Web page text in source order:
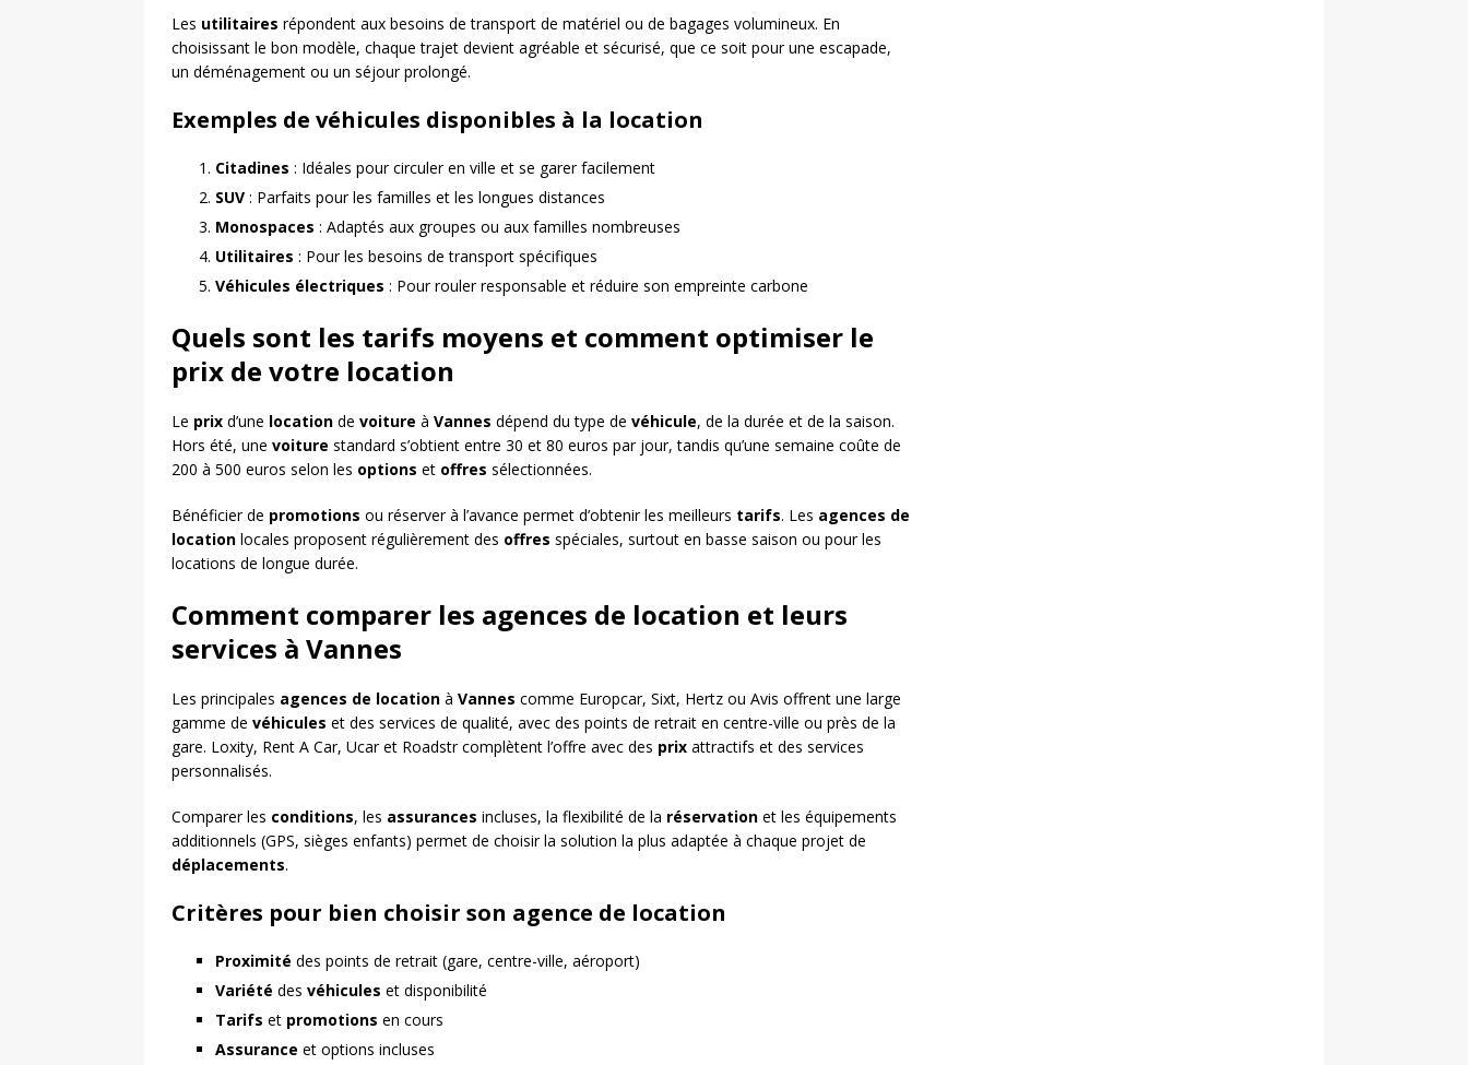
Les utilitaires répondent aux besoins de transport de matériel ou de bagages volumineux. En
choisissant le bon modèle, chaque trajet devient agréable et sécurisé, que ce soit pour une escapade,
un déménagement ou un séjour prolongé.
Exemples de véhicules disponibles à la location
Citadines : Idéales pour circuler en ville et se garer facilement
SUV : Parfaits pour les familles et les longues distances
Monospaces : Adaptés aux groupes ou aux familles nombreuses
Utilitaires : Pour les besoins de transport spécifiques
Véhicules électriques : Pour rouler responsable et réduire son empreinte carbone
Quels sont les tarifs moyens et comment optimiser le
prix de votre location
Le prix d’une location de voiture à Vannes dépend du type de véhicule, de la durée et de la saison.
Hors été, une voiture standard s’obtient entre 30 et 80 euros par jour, tandis qu’une semaine coûte de
200 à 500 euros selon les options et offres sélectionnées.
Bénéficier de promotions ou réserver à l’avance permet d’obtenir les meilleurs tarifs. Les agences de
location locales proposent régulièrement des offres spéciales, surtout en basse saison ou pour les
locations de longue durée.
Comment comparer les agences de location et leurs
services à Vannes
Les principales agences de location à Vannes comme Europcar, Sixt, Hertz ou Avis offrent une large
gamme de véhicules et des services de qualité, avec des points de retrait en centre-ville ou près de la
gare. Loxity, Rent A Car, Ucar et Roadstr complètent l’offre avec des prix attractifs et des services
personnalisés.
Comparer les conditions, les assurances incluses, la flexibilité de la réservation et les équipements
additionnels (GPS, sièges enfants) permet de choisir la solution la plus adaptée à chaque projet de
déplacements.
Critères pour bien choisir son agence de location
Proximité des points de retrait (gare, centre-ville, aéroport)
Variété des véhicules et disponibilité
Tarifs et promotions en cours
Assurance et options incluses